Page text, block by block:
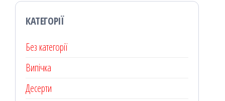
КАТЕГОРІЇ
Без категорії
Випічка
Десерти